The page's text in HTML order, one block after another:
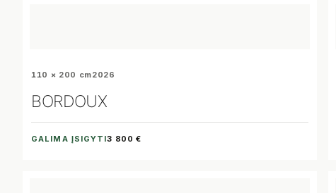
110 × 200 cm2026
BORDOUX
GALIMA ĮSIGYTI3 800 €